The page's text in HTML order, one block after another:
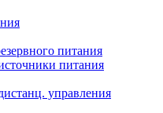
питания
питания
управления